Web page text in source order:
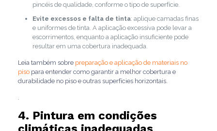
pincéis de qualidade, conforme o tipo de superfície.
Evite excessos e falta de tinta: aplique camadas finas
e uniformes de tinta. A aplicação excessiva pode levar a
escorrimentos, enquanto a aplicação insuficiente pode
resultar em uma cobertura inadequada.
Leia também sobre preparação e aplicação de materiais no
pisopara entender como garantir a melhor cobertura e
durabilidade no piso e outras superfícies horizontais.
4. Pintura em condições